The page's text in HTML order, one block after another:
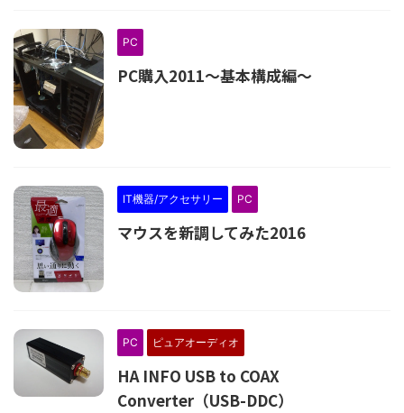
PC
PC購入2011～基本構成編～
IT機器/アクセサリー PC
マウスを新調してみた2016
PC ピュアオーディオ
HA INFO USB to COAX
Converter（USB-DDC）